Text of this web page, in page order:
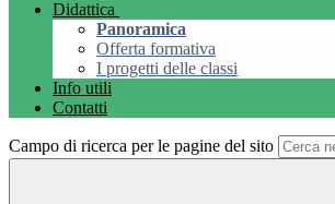
Didattica
Panoramica
Offerta formativa
I progetti delle classi
Info utili
Contatti
Campo di ricerca per le pagine del sito